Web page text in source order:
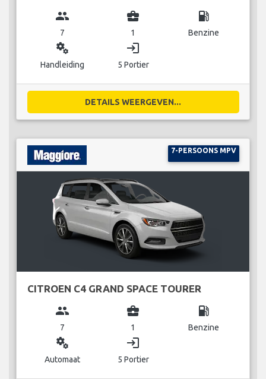
group
7
business_center
1
local_gas_station
Benzine
miscellaneous_services
Handleiding
login
5 Portier
DETAILS WEERGEVEN...
7-PERSOONS MPV
CITROEN C4 GRAND SPACE TOURER
group
7
business_center
1
local_gas_station
Benzine
miscellaneous_services
Automaat
login
5 Portier